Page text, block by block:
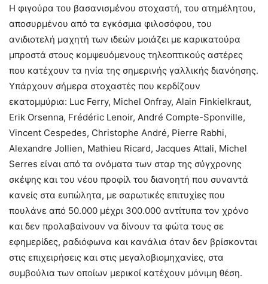
Η φιγούρα του βασανισμένου στοχαστή, του ατημέλητου,
αποσυρμένου από τα εγκόσμια φιλοσόφου, του
ανιδιοτελή μαχητή των ιδεών μοιάζει με καρικατούρα
μπροστά στους κομψευόμενους τηλεοπτικούς αστέρες
που κατέχουν τα ηνία της σημερινής γαλλικής διανόησης.
Υπάρχουν σήμερα στοχαστές που κερδίζουν
εκατομμύρια: Luc Ferry, Michel Onfray, Alain Finkielkraut,
Erik Orsenna, Frédéric Lenoir, André Compte-Sponville,
Vincent Cespedes, Christophe André, Pierre Rabhi,
Alexandre Jollien, Mathieu Ricard, Jacques Attali, Michel
Serres είναι από τα ονόματα των σταρ της σύγχρονης
σκέψης και του νέου προφίλ του διανοητή που συναντά
κανείς στα ευπώλητα, με σαρωτικές επιτυχίες που
πουλάνε από 50.000 μέχρι 300.000 αντίτυπα τον χρόνο
και δεν προλαβαίνουν να δίνουν τα φώτα τους σε
εφημερίδες, ραδιόφωνα και κανάλια όταν δεν βρίσκονται
στις επιχειρήσεις και στις μεγαλοβιομηχανίες, στα
συμβούλια των οποίων μερικοί κατέχουν μόνιμη θέση.